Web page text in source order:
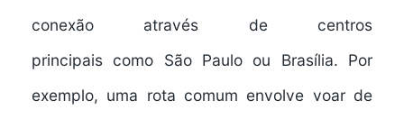
conexão através de centros
principaiscomo São Paulo ou Brasília. Por
exemplo, uma rota comum envolve voar de